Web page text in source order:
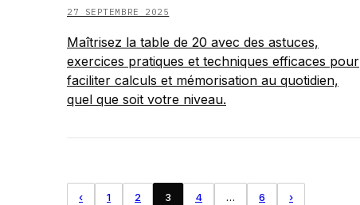
27 SEPTEMBRE 2025
Maîtrisez la table de 20 avec des astuces,
exercices pratiques et techniques efficaces pour
faciliter calculs et mémorisation au quotidien,
quel que soit votre niveau.
‹ 1 2 3 4 … 6 ›